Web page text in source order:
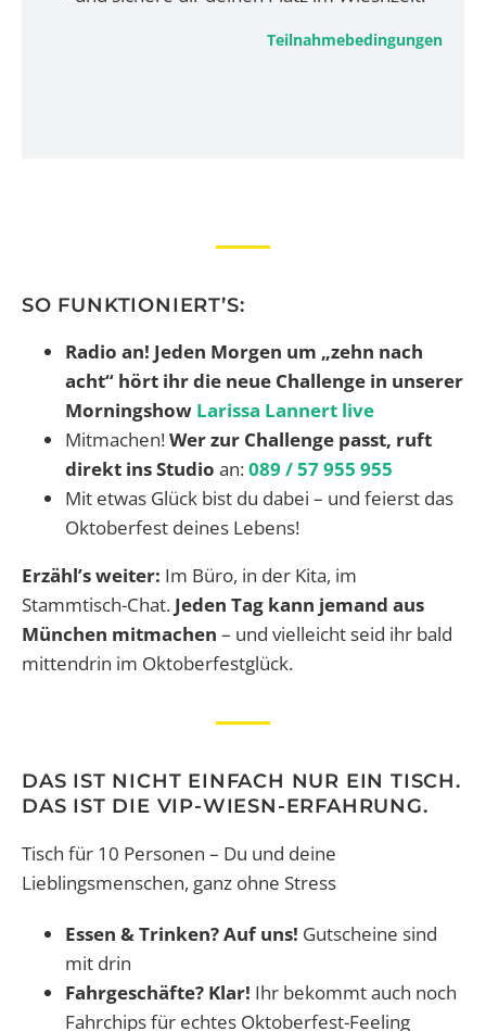
Teilnahmebedingungen
SO FUNKTIONIERT’S:
Radio an! Jeden Morgen um „zehn nach
acht“ hört ihr die neue Challenge in unserer
Morningshow Larissa Lannert live
Mitmachen!Wer zur Challenge passt, ruft
direkt ins Studio an:089 / 57 955 955
Mit etwas Glück bist du dabei – und feierst das
Oktoberfest deines Lebens!
Erzähl’s weiter: Im Büro, in der Kita, im
Stammtisch-Chat. Jeden Tag kann jemand aus
München mitmachen – und vielleicht seid ihr bald
mittendrin im Oktoberfestglück.
DAS IST NICHT EINFACH NUR EIN TISCH.
DAS IST DIE VIP-WIESN-ERFAHRUNG.
Tisch für 10 Personen – Du und deine
Lieblingsmenschen, ganz ohne Stress
Essen & Trinken? Auf uns! Gutscheine sind
mit drin
Fahrgeschäfte? Klar! Ihr bekommt auch noch
Fahrchips für echtes Oktoberfest-Feeling